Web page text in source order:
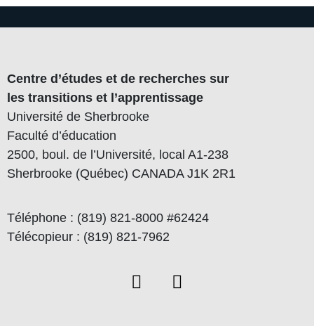
Centre d’études et de recherches sur
les transitions et l’apprentissage
Université de Sherbrooke
Faculté d’éducation
2500, boul. de l’Université, local A1-238
Sherbrooke (Québec) CANADA J1K 2R1
Téléphone : (819) 821-8000 #62424
Télécopieur : (819) 821-7962